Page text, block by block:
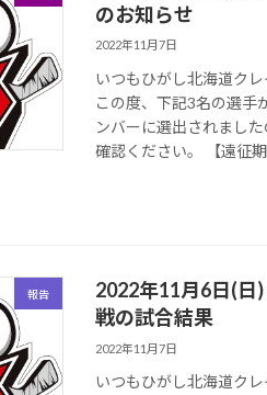
のお知らせ
2022年11月7日
いつもひがし北海道ク
この度、下記3名の選手
ンバーに選出されまし
確認ください。 【遠征
報告
2022年11月6日(日
戦の試合結果
2022年11月7日
いつもひがし北海道ク